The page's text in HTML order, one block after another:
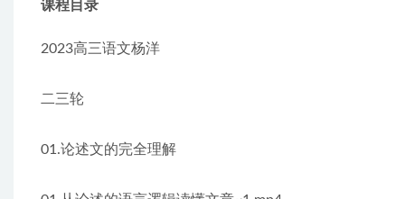
课程目录
2023高三语文杨洋
二三轮
01.论述文的完全理解